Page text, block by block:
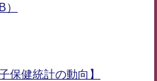
保健統計の動向】